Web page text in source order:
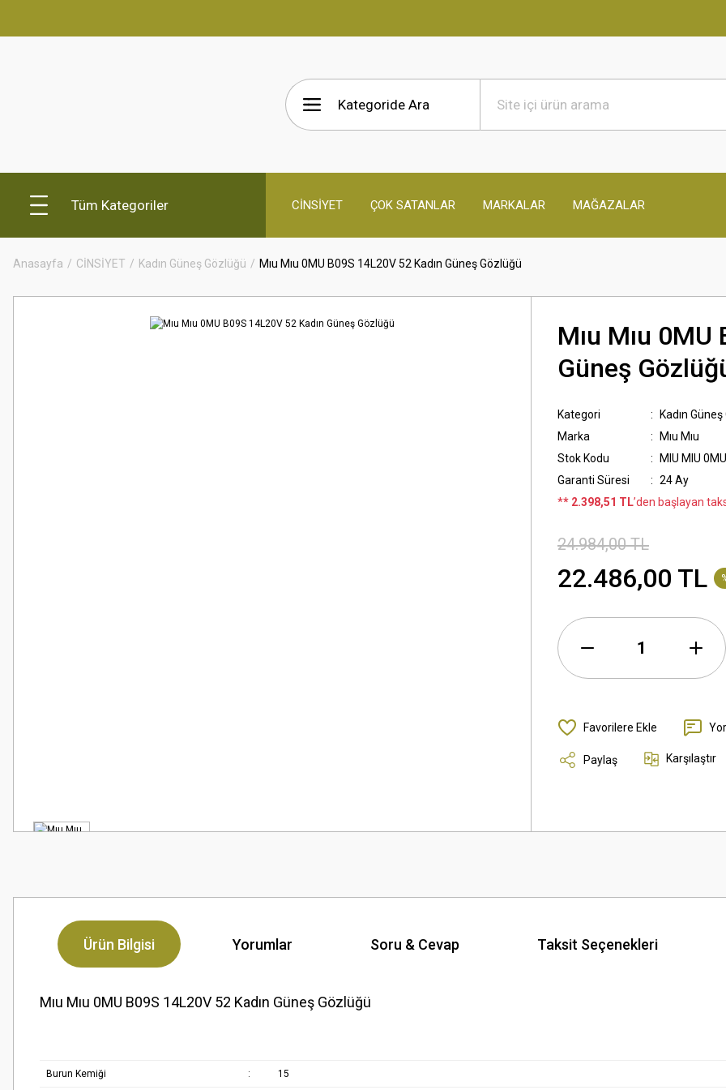
Tüm Kategoriler CİNSİYET ÇOK SATANLAR MARKALAR MAĞAZALAR
Anasayfa CİNSİYET Kadın Güneş Gözlüğü Mıu Mıu 0MU B09S 14L20V 52 Kadın Güneş Gözlüğü
Mıu Mıu
Güneş
Kategori
Kadın
Marka
Mıu Mıu
Stok Kodu
MIU MIU
Garanti Süresi
24 Ay
** 2.398,51 TL’den başlayan
24.984,00 TL
22.486,00 TL
Paylaş Karşılaştır
Ürün Bilgisi Yorumlar Soru & Cevap Taksit Seçenekleri
Mıu Mıu 0MU B09S 14L20V 52 Kadın Güneş Gözlüğü
Burun Kemiği : 15